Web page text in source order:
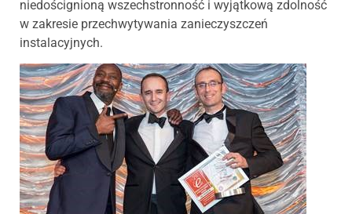
niedoścignioną wszechstronność i wyjątkową zdolność
w zakresie przechwytywania zanieczyszczeń
instalacyjnych.